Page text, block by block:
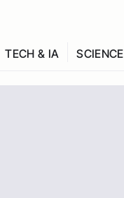
TECH & IA SCIENCE